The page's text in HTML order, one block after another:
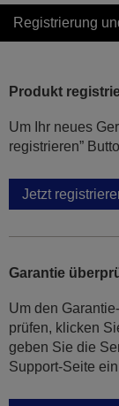
Registrierung
Produkt
Um Ihr neues
registrieren”
Jetzt
Garantie
Um den
prüfen, klicken
geben Sie die
Support-Seite